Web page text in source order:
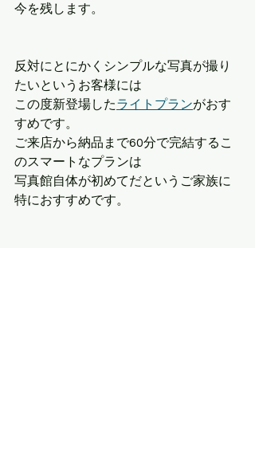
今を残します。
反対にとにかくシンプルな写真が撮り
たいというお客様には
この度新登場したライトプランがおす
すめです。
ご来店から納品まで60分で完結するこ
のスマートなプランは
写真館自体が初めてだというご家族に
特におすすめです。